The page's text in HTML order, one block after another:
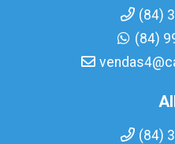
(84)
(84)
(84)